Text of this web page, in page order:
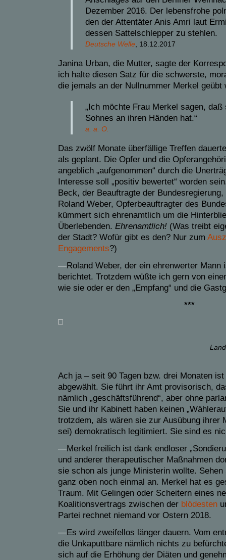
Dezember 2016. Der lebensfrohe
den der Attentäter Anis Amri laut
dessen Sattelschlepper zu stehlen.
Deutsche Welle , 18.12.2017
Janina Urban, die Mutter, sagte der
ich halte diesen Satz für die schwerste,
die jemals an der Nullnummer Merkel geübt
„Ich möchte Frau Merkel sagen,
Sohnes an ihren Händen hat.“
a. a. O.
Das zwölf Monate überfällige Treffen
als geplant. Die Opfer und die
angeblich „aufgenommen“ durch die
Interesse soll „positiv bewertet“ worden
Beck, der Beauftragte der
Roland Weber, Opferbeauftragter des
kümmert sich ehrenamtlich um die
Überlebenden. Ehrenamtlich! (Was treibt
der Stadt? Wofür gibt es den? Nur zum
Engagements?)
—Roland Weber, der ein ehrenwerter
berichtet. Trotzdem wüßte ich gern von
wie sie oder er den „Empfang“ und die
***
Ach ja – seit 90 Tagen bzw. drei Monaten
abgewählt. Sie führt ihr Amt provisorisch,
nämlich „geschäftsführend“, aber ohne
Sie und ihr Kabinett haben keinen
trotzdem, als wären sie zur Ausübung ihrer
sei) demokratisch legitimiert. Sie sind es
—Merkel freilich ist dank endloser
und anderer therapeutischer Maßnahmen
sie schon als junge Ministerin wollte.
ganz oben noch einmal an. Merkel hat es
Traum. Mit Gelingen oder Scheitern eines
Koalitionsvertrags zwischen der blödesten
Partei rechnet niemand vor Ostern 2018.
—Es wird zweifellos länger dauern. Vom
die Unkaputtbare nämlich nichts zu
sich auf die Erhöhung der Diäten und